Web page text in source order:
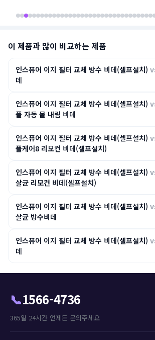
이 제품과 많이 비교하는 제품
인스퓨어 이지 필터 교체 방수 비데(셀프설치)
데
인스퓨어 이지 필터 교체 방수 비데(셀프설치)
플 자동 물 내림 비데
인스퓨어 이지 필터 교체 방수 비데(셀프설치)
플케어8 리모컨 비데(셀프설치)
인스퓨어 이지 필터 교체 방수 비데(셀프설치)
살균 리모컨 비데(셀프설치)
인스퓨어 이지 필터 교체 방수 비데(셀프설치)
살균 방수비데
인스퓨어 이지 필터 교체 방수 비데(셀프설치)
데
📞1566-4736
365일 24시간 언제든 문의주세요